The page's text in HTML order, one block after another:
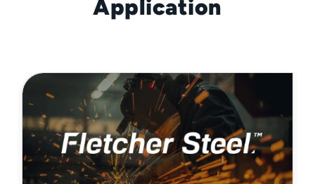
Application